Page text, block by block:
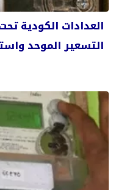
العدادات الكودية
التسعير الموحد واستدعاء